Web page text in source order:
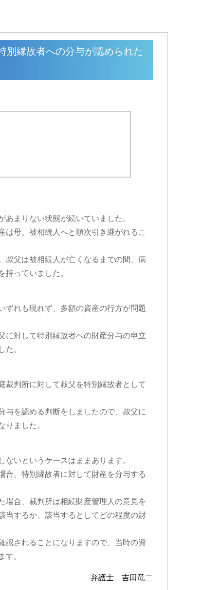
別縁故者への分与が認められた
まりない状態が続いていました。
は母、被相続人へと順次引き継がれるこ
叔父は被相続人が亡くなるまでの間、病
持っていました。
ずれも現れず、多額の資産の行方が問題
に対して特別縁故者への財産分与の申立
た。
裁判所に対して叔父を特別縁故者として
与を認める判断をしましたので、叔父に
りました。
いというケースはままあります。
合、特別縁故者に対して財産を分与する
場合、裁判所は相続財産管理人の意見を
当するか、該当するとしてどの程度の財
認されることになりますので、当時の資
す。
弁護士 吉田竜二